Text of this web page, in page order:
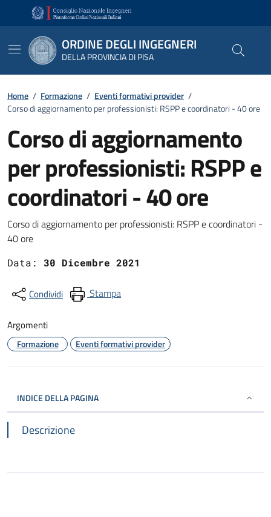
Vai ai contenuti
Vai al footer
ORDINE DEGLI INGEGNERI
DELLA PROVINCIA DI PISA
Home / Formazione / Eventi formativi provider /
Corso di aggiornamento per professionisti: RSPP e coordinatori - 40 ore
Corso di aggiornamento
per professionisti: RSPP e
coordinatori - 40 ore
Dettagli
Corso di aggiornamento per professionisti: RSPP e coordinatori -
40 ore
Data: 30 Dicembre 2021
Condividi Stampa
Argomenti
Formazione Eventi formativi provider
INDICE DELLA PAGINA
Descrizione